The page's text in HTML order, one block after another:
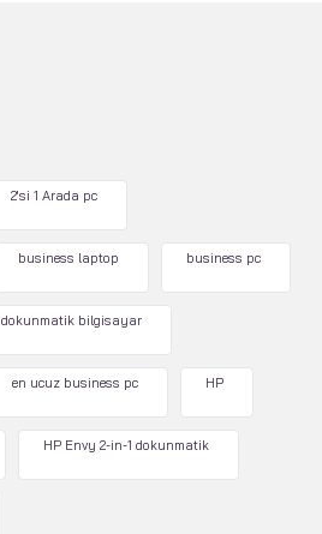
2'si 1 Arada pc
business laptop business pc
dokunmatik bilgisayar
en ucuz business pc HP
HP Envy 2-in-1 dokunmatik